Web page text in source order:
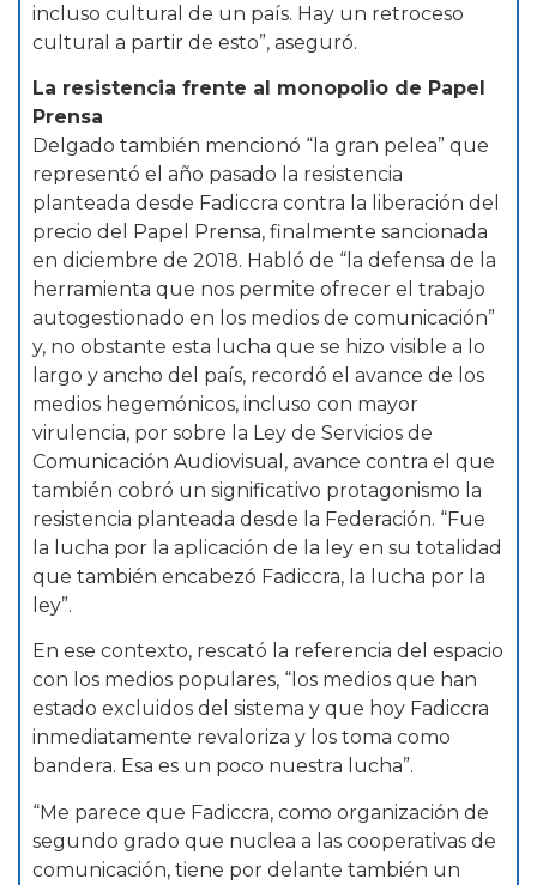
incluso cultural de un país. Hay un retroceso
cultural a partir de esto”, aseguró.
La resistencia frente al monopolio de Papel
Prensa
Delgado también mencionó “la gran pelea” que
representó el año pasado la resistencia
planteada desde Fadiccra contra la liberación del
precio del Papel Prensa, finalmente sancionada
en diciembre de 2018. Habló de “la defensa de la
herramienta que nos permite ofrecer el trabajo
autogestionado en los medios de comunicación”
y, no obstante esta lucha que se hizo visible a lo
largo y ancho del país, recordó el avance de los
medios hegemónicos, incluso con mayor
virulencia, por sobre la Ley de Servicios de
Comunicación Audiovisual, avance contra el que
también cobró un significativo protagonismo la
resistencia planteada desde la Federación. “Fue
la lucha por la aplicación de la ley en su totalidad
que también encabezó Fadiccra, la lucha por la
ley”.
En ese contexto, rescató la referencia del espacio
con los medios populares, “los medios que han
estado excluidos del sistema y que hoy Fadiccra
inmediatamente revaloriza y los toma como
bandera. Esa es un poco nuestra lucha”.
“Me parece que Fadiccra, como organización de
segundo grado que nuclea a las cooperativas de
comunicación, tiene por delante también un